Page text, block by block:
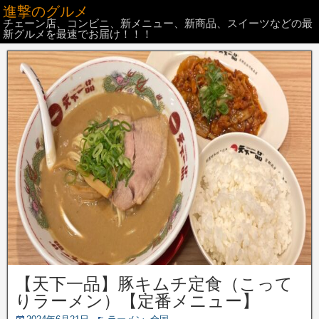
進撃のグルメ
チェーン店、コンビニ、新メニュー、新商品、スイーツなどの最
新グルメを最速でお届け！！！
【天下一品】豚キムチ定食（こって
りラーメン）【定番メニュー】